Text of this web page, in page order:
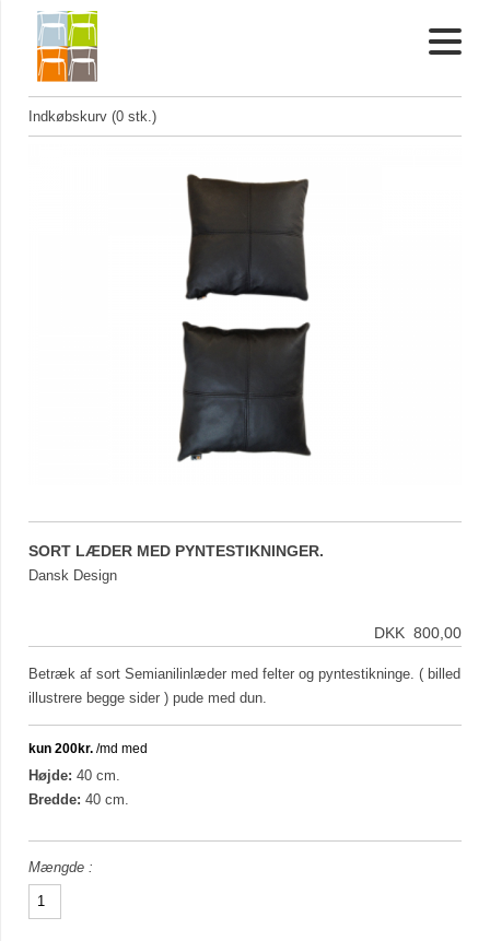
Indkøbskurv (0 stk.)
SORT LÆDER MED PYNTESTIKNINGER.
Dansk Design
DKK 800,00
Betræk af sort Semianilinlæder med felter og pyntestikninge. ( billed
illustrere begge sider ) pude med dun.
Højde: 40 cm.
Bredde: 40 cm.
Mængde